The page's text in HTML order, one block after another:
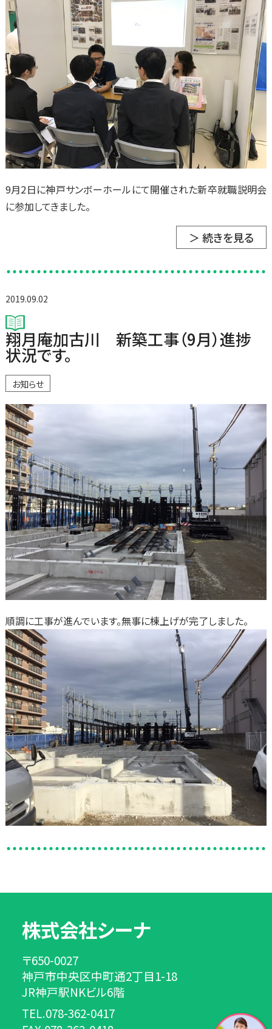
9月2日に神戸サンボーホールにて開催された新卒就職説明会
に参加してきました。
＞ 続きを見る
2019.09.02
翔月庵加古川 新築工事（9月）進捗
状況です。
お知らせ
順調に工事が進んでいます。無事に棟上げが完了しました。
株式会社シーナ
〒650-0027
神戸市中央区中町通2丁目1-18
JR神戸駅NKビル6階
TEL.078-362-0417